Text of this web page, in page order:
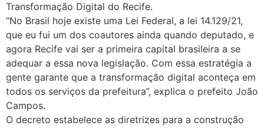
Transformação Digital do Recife.
“No Brasil hoje existe uma Lei Federal, a lei 14.129/21,
que eu fui um dos coautores ainda quando deputado, e
agora Recife vai ser a primeira capital brasileira a se
adequar a essa nova legislação. Com essa estratégia a
gente garante que a transformação digital aconteça em
todos os serviços da prefeitura”, explica o prefeito João
Campos.
O decreto estabelece as diretrizes para a construção